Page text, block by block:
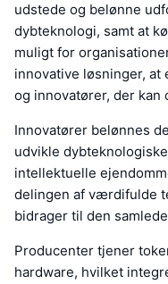
udstede og belønne
dybteknologi, samt at
muligt for
innovative løsninger, at
og innovatører, der kan
Innovatører belønnes
udvikle
intellektuelle
delingen af værdifulde
bidrager til den
Producenter tjener
hardware, hvilket